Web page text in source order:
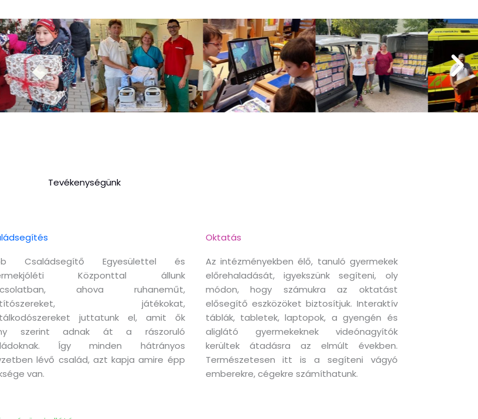
Tevékenységünk
Családsegítő Egyesülettel és
Központtal állunk
ahova ruhaneműt,
játékokat,
juttatunk el, amit ők
szerint adnak át a rászoruló
Így minden hátrányos
lévő család, azt kapja amire épp
van.
Oktatás
Az intézményekben élő, tanuló gyermekek
előrehaladását, igyekszünk segíteni, oly
módon, hogy számukra az oktatást
elősegítő eszközöket biztosítjuk. Interaktív
táblák, tabletek, laptopok, a gyengén és
aliglátó gyermekeknek videónagyítók
kerültek átadásra az elmúlt években.
Természetesen itt is a segíteni vágyó
emberekre, cégekre számíthatunk.